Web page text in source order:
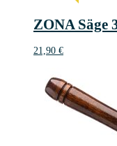
ZONA Säge
21,90 €